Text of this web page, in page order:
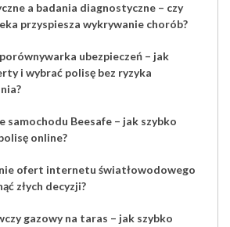
a badania diagnostyczne – czy
przyspiesza wykrywanie chorób?
ubezpieczeń – jak
i wybrać polisę bez ryzyka
samochodu Beesafe – jak szybko
online?
ofert internetu światłowodowego
złych decyzji?
gazowy na taras – jak szybko